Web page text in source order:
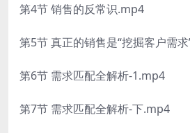
第4节 销售的反常识.mp4
第5节 真正的销售是“挖掘客户需
第6节 需求匹配全解析-1.mp4
第7节 需求匹配全解析-下.mp4